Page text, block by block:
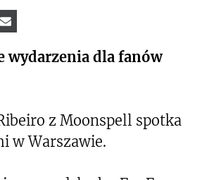
wydarzenia dla fanów
z Moonspell spotka
w Warszawie.